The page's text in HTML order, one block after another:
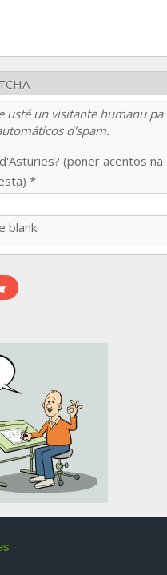
usté un visitante humanu pa
d'spam.
(poner acentos na
*
blank.